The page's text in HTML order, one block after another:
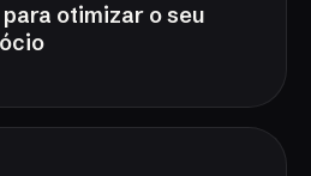
otimizar o seu